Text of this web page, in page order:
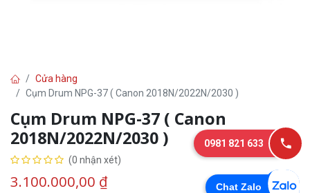
Cửa hàng
Cụm Drum NPG-37 ( Canon 2018N/2022N/2030 )
Cụm Drum NPG-37 ( Canon
2018N/2022N/2030 )
(0 nhận xét)
3.100.000,00 ₫ Chat Zalo
0981 821 633